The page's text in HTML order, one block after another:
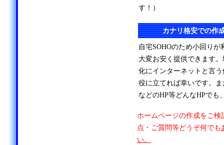
す！）
カナリ格安での作
自宅SOHOのため小回り
大変お安く提供できます
化にインターネットと言
役に立てれば幸いです。
などのHP等どんなHPでも
ホームページの作成をご検
点・ご質問等どうぞ何でも
い。